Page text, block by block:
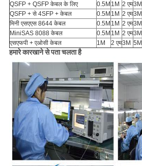
QSFP + QSFP केबल के लिए
0.5M 1M 2 एम3M
QSFP + से 4SFP + केबल
0.5M 1M 2 एम3M
मिनी एसएएस 8644 केबल
0.5M 1M 2 एम3M
MiniSAS 8088 केबल
0.5M 1M 2 एम3M
एसएफपी + एओसी केबल
1M 2 एम3M 5M
हमारे कारखाने से पता चलता है